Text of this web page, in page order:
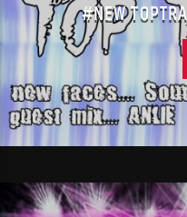
#NEW